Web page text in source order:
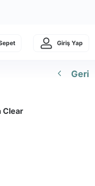
Giriş Yap
Geri
Clear